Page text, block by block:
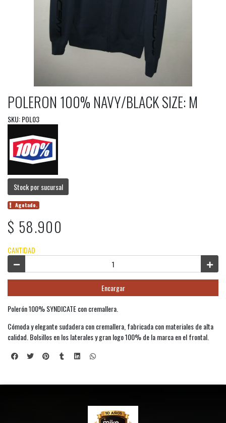
POLERON 100% NAVY/BLACK SIZE: M
SKU: POL03
Stock por sucursal
Agotado.
$ 58.900
CANTIDAD
Encargar
Polerón 100% SYNDICATE con cremallera.
Cómoda y elegante sudadera con cremallera, fabricada con materiales de alta
calidad. Bolsillos en los laterales y gran logo 100% de la marca en el frontal.